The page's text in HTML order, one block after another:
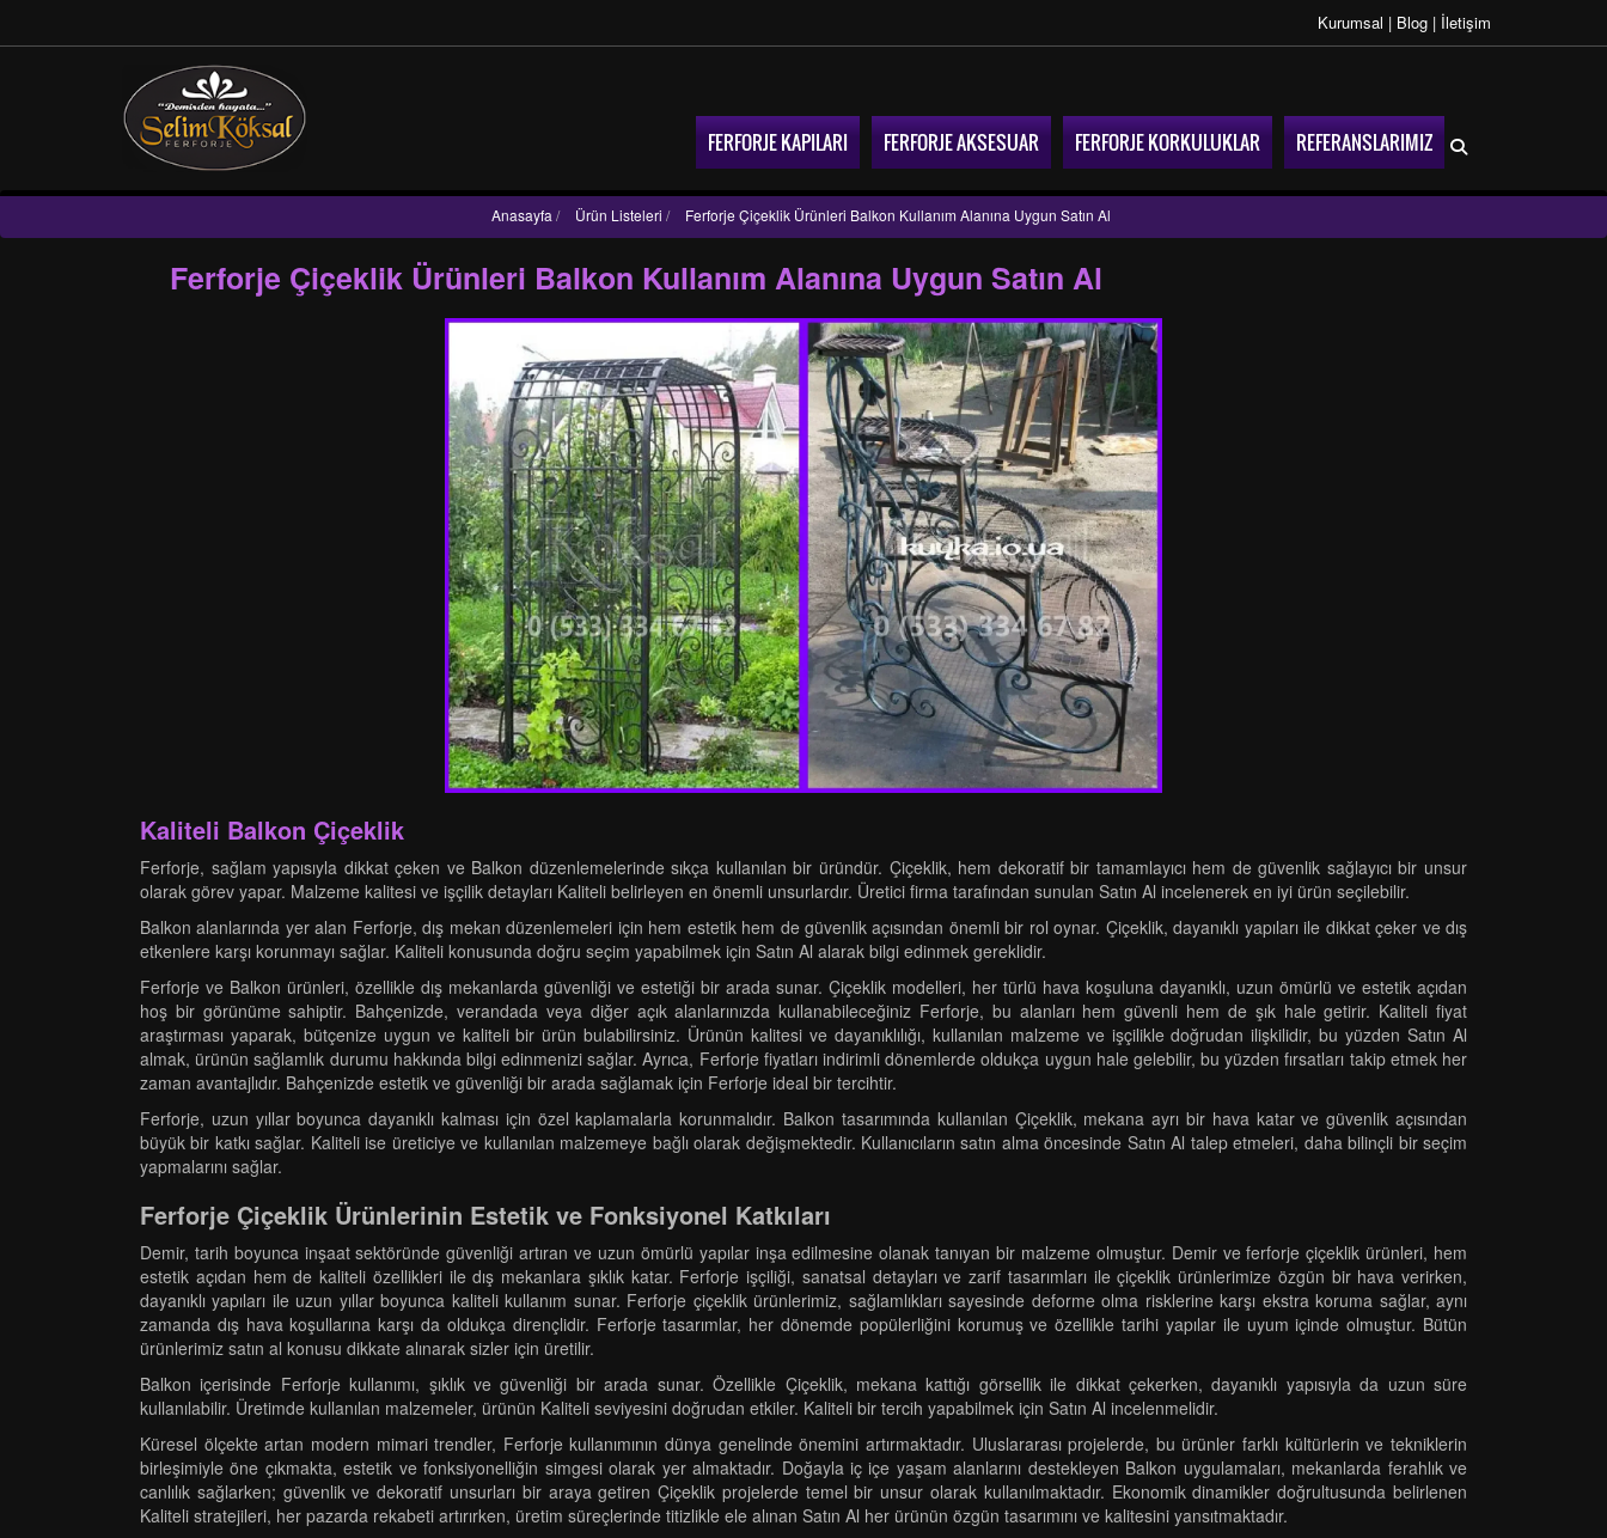
Kurumsal | Blog | İletişim
FERFORJE KAPILARI FERFORJE AKSESUAR FERFORJE KORKULUKLAR REFERANSLARIMIZ
Anasayfa / Ürün Listeleri / Ferforje Çiçeklik Ürünleri Balkon Kullanım Alanına Uygun Satın Al
Ferforje Çiçeklik Ürünleri Balkon Kullanım Alanına Uygun Satın Al
Kaliteli Balkon Çiçeklik
Ferforje, sağlam yapısıyla dikkat çeken ve Balkon düzenlemelerinde sıkça kullanılan bir üründür. Çiçeklik, hem dekoratif bir tamamlayıcı hem de güvenlik sağlayıcı bir unsur
olarak görev yapar. Malzeme kalitesi ve işçilik detayları Kaliteli belirleyen en önemli unsurlardır. Üretici firma tarafından sunulan Satın Al incelenerek en iyi ürün seçilebilir.
Balkon alanlarında yer alan Ferforje, dış mekan düzenlemeleri için hem estetik hem de güvenlik açısından önemli bir rol oynar. Çiçeklik, dayanıklı yapıları ile dikkat çeker ve dış
etkenlere karşı korunmayı sağlar. Kaliteli konusunda doğru seçim yapabilmek için Satın Al alarak bilgi edinmek gereklidir.
Ferforje ve Balkon ürünleri, özellikle dış mekanlarda güvenliği ve estetiği bir arada sunar. Çiçeklik modelleri, her türlü hava koşuluna dayanıklı, uzun ömürlü ve estetik açıdan
hoş bir görünüme sahiptir. Bahçenizde, verandada veya diğer açık alanlarınızda kullanabileceğiniz Ferforje, bu alanları hem güvenli hem de şık hale getirir. Kaliteli fiyat
araştırması yaparak, bütçenize uygun ve kaliteli bir ürün bulabilirsiniz. Ürünün kalitesi ve dayanıklılığı, kullanılan malzeme ve işçilikle doğrudan ilişkilidir, bu yüzden Satın Al
almak, ürünün sağlamlık durumu hakkında bilgi edinmenizi sağlar. Ayrıca, Ferforje fiyatları indirimli dönemlerde oldukça uygun hale gelebilir, bu yüzden fırsatları takip etmek her
zaman avantajlıdır. Bahçenizde estetik ve güvenliği bir arada sağlamak için Ferforje ideal bir tercihtir.
Ferforje, uzun yıllar boyunca dayanıklı kalması için özel kaplamalarla korunmalıdır. Balkon tasarımında kullanılan Çiçeklik, mekana ayrı bir hava katar ve güvenlik açısından
büyük bir katkı sağlar. Kaliteli ise üreticiye ve kullanılan malzemeye bağlı olarak değişmektedir. Kullanıcıların satın alma öncesinde Satın Al talep etmeleri, daha bilinçli bir seçim
yapmalarını sağlar.
Ferforje Çiçeklik Ürünlerinin Estetik ve Fonksiyonel Katkıları
Demir, tarih boyunca inşaat sektöründe güvenliği artıran ve uzun ömürlü yapılar inşa edilmesine olanak tanıyan bir malzeme olmuştur. Demir ve ferforje çiçeklik ürünleri, hem
estetik açıdan hem de kaliteli özellikleri ile dış mekanlara şıklık katar. Ferforje işçiliği, sanatsal detayları ve zarif tasarımları ile çiçeklik ürünlerimize özgün bir hava verirken,
dayanıklı yapıları ile uzun yıllar boyunca kaliteli kullanım sunar. Ferforje çiçeklik ürünlerimiz, sağlamlıkları sayesinde deforme olma risklerine karşı ekstra koruma sağlar, aynı
zamanda dış hava koşullarına karşı da oldukça dirençlidir. Ferforje tasarımlar, her dönemde popülerliğini korumuş ve özellikle tarihi yapılar ile uyum içinde olmuştur. Bütün
ürünlerimiz satın al konusu dikkate alınarak sizler için üretilir.
Balkon içerisinde Ferforje kullanımı, şıklık ve güvenliği bir arada sunar. Özellikle Çiçeklik, mekana kattığı görsellik ile dikkat çekerken, dayanıklı yapısıyla da uzun süre
kullanılabilir. Üretimde kullanılan malzemeler, ürünün Kaliteli seviyesini doğrudan etkiler. Kaliteli bir tercih yapabilmek için Satın Al incelenmelidir.
Küresel ölçekte artan modern mimari trendler, Ferforje kullanımının dünya genelinde önemini artırmaktadır. Uluslararası projelerde, bu ürünler farklı kültürlerin ve tekniklerin
birleşimiyle öne çıkmakta, estetik ve fonksiyonelliğin simgesi olarak yer almaktadır. Doğayla iç içe yaşam alanlarını destekleyen Balkon uygulamaları, mekanlarda ferahlık ve
canlılık sağlarken; güvenlik ve dekoratif unsurları bir araya getiren Çiçeklik projelerde temel bir unsur olarak kullanılmaktadır. Ekonomik dinamikler doğrultusunda belirlenen
Kaliteli stratejileri, her pazarda rekabeti artırırken, üretim süreçlerinde titizlikle ele alınan Satın Al her ürünün özgün tasarımını ve kalitesini yansıtmaktadır.